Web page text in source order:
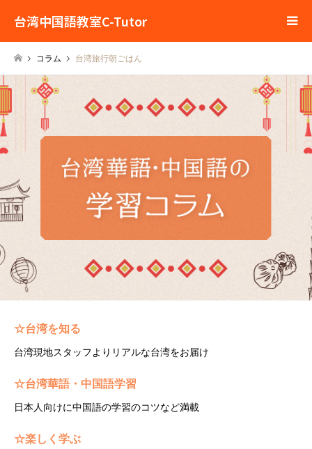
台湾中国語教室C-Tutor
コラム 台湾旅行朝ごはん
☆台湾を知る
台湾現地スタッフよりリアルな台湾をお届け
☆台湾華語・中国語学習
日本人向けに中国語の学習のコツなど満載
☆楽しく学ぶ